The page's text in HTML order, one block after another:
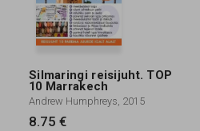
Silmaringi reisijuht. TOP
10 Marrakech
Andrew Humphreys, 2015
8.75 €